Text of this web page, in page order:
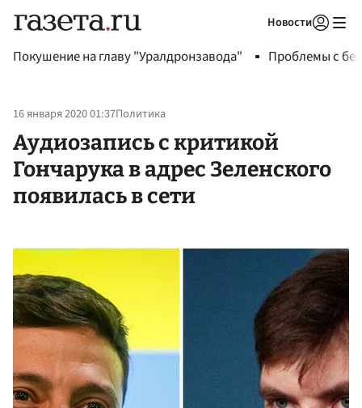
Новости
Покушение на главу "Уралдронзавода" Проблемы с
16 января 2020 01:37Политика
Аудиозапись с критикой
Гончарука в адрес Зеленского
появилась в сети